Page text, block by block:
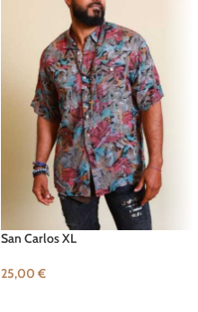
San Carlos XL
25,00 €